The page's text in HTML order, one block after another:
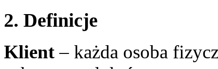
2. Definicje
Klient – każda osoba